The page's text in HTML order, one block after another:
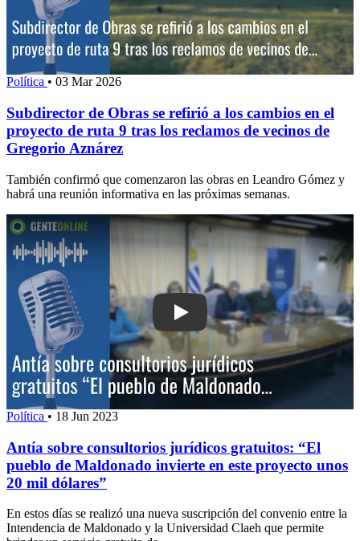
Política • 03 Mar 2026
Subdirector de Obras se refirió a los cambios en el
proyecto de ruta 9 tras los reclamos de vecinos de
Gregorio Aznárez
También confirmó que comenzaron las obras en Leandro Gómez y
habrá una reunión informativa en las próximas semanas.
Play: Antía sobre consultorios
Política • 18 Jun 2023
Antía sobre consultorios jurídicos gratuitos: “El
pueblo de Maldonado invierte en este proyecto unos
20 mil dólares”
En estos días se realizó una nueva suscripción del convenio entre la
Intendencia de Maldonado y la Universidad Claeh que permite